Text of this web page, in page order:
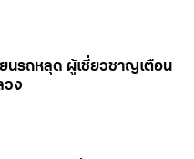
ใจว่าเครื่องอื่มในอนาคต
ต่อมาคือ การป้อนข้อมูลให้
หม่ขึ้นมา นอกจากนั้น
นรถหลุด ผู้เชี่ยวชาญเตือน
วง